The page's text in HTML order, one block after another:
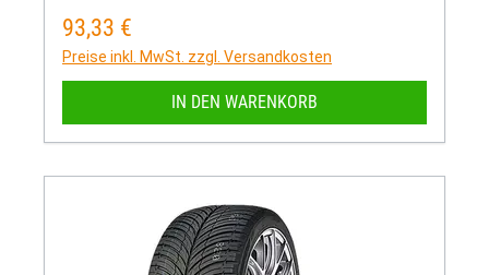
Regulärer Preis:
93,33 €
Preise inkl. MwSt. zzgl. Versandkosten
IN DEN WARENKORB